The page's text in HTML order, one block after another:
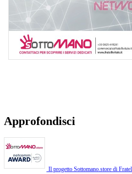
Approfondisci
Il progetto Sottomano.store di